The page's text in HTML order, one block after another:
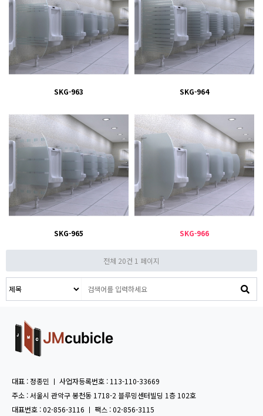
SKG-963 SKG-964
SKG-965 SKG-966
전체 20건 1 페이지
대표 : 정종민 ㅣ 사업자등록번호 : 113-110-33669
주소 : 서울시 관악구 봉천동 1718-2 블루밍센터빌딩 1층 102호
대표번호 : 02-856-3116 ㅣ 팩스 : 02-856-3115